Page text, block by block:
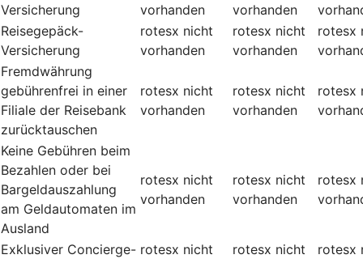
Versicherung vorhanden vorhanden
Reisegepäck-
Versicherung
rotesx nicht
vorhanden
rotesx nicht
vorhanden
rotesx
Fremdwährung
gebührenfrei in einer
Filiale der Reisebank
zurücktauschen
rotesx nicht
vorhanden
rotesx nicht
vorhanden
rotesx
Keine Gebühren beim
Bezahlen oder bei
Bargeldauszahlung
am Geldautomaten im
Ausland
rotesx nicht
vorhanden
rotesx nicht
vorhanden
rotesx
Exklusiver Concierge- rotesx nicht
rotesx nicht
rotesx